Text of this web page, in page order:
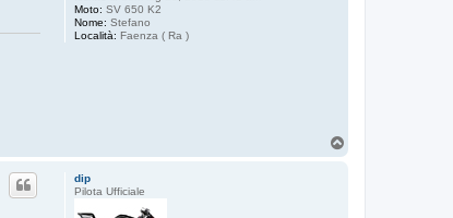
Moto: SV 650 K2
Nome: Stefano
Località: Faenza ( Ra )
dip
Pilota Ufficiale